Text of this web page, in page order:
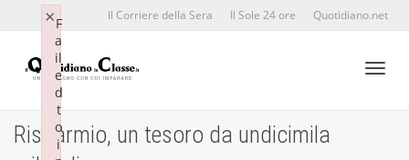
Il Corriere della Sera Il Sole 24 ore Quotidiano.net
Risparmio, un tesoro da undicimila
F
a
il
e
d
t
o
i
×F
a
il
e
d
t
o
i
×